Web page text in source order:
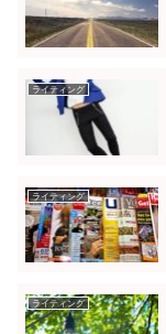
ライティング
ライティング
ライティング